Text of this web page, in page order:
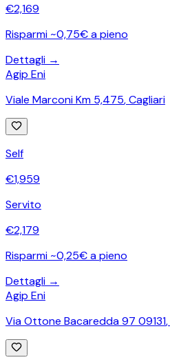
€2,169
Risparmi ~0,75€ a pieno
Dettagli →
Agip Eni
Viale Marconi Km 5,475,Cagliari
Self
€1,959
Servito
€2,179
Risparmi ~0,25€ a pieno
Dettagli →
Agip Eni
Via Ottone Bacaredda 97 09131,